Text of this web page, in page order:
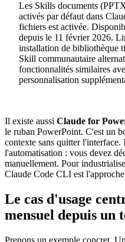
Les Skills documents
activés par défaut dans
fichiers est activée.
depuis le 11 février 2026.
installation de bibliothèque
Skill communautaire
fonctionnalités similaires
personnalisation
Il existe aussi Claude for
le ruban PowerPoint. C'est un
contexte sans quitter l'interface.
l'automatisation : vous devez
manuellement. Pour
Claude Code CLI est l'approche
Le cas d'usage
mensuel depuis un